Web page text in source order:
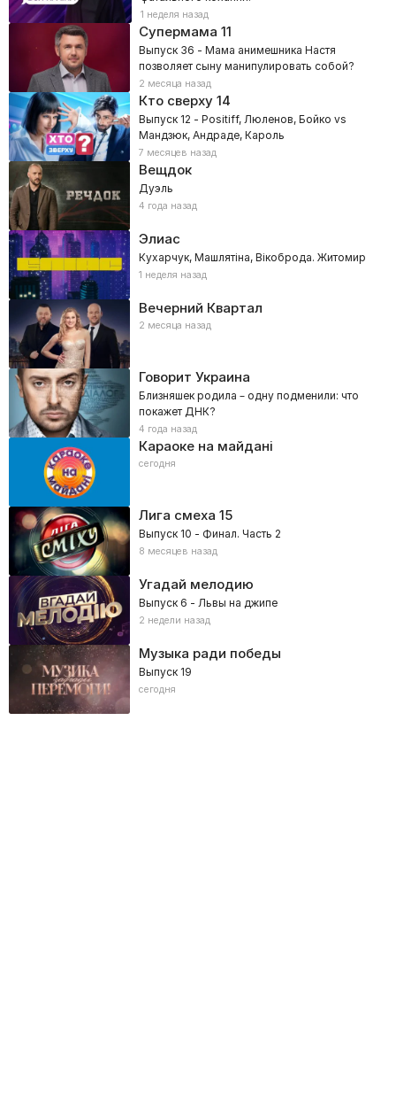
1 неделя назад
Супермама 11
Выпуск 36 - Мама анимешника Настя
позволяет сыну манипулировать собой?
2 месяца назад
Кто сверху14
Выпуск 12 - Positiff, Люленов, Бойко vs
Мандзюк, Андраде, Кароль
7 месяцев назад
Вещдок
Дуэль
4 года назад
Элиас
Кухарчук, Машлятіна, Вікоброда. Житомир
1 неделя назад
Вечерний Квартал
2 месяца назад
Говорит Украина
Близняшек родила – одну подменили: что
покажет ДНК?
4 года назад
Караоке на майдані
сегодня
Лига смеха 15
Выпуск 10 - Финал. Часть 2
8 месяцев назад
Угадай мелодию
Выпуск 6 - Львы на джипе
2 недели назад
Музыка ради победы
Выпуск 19
сегодня